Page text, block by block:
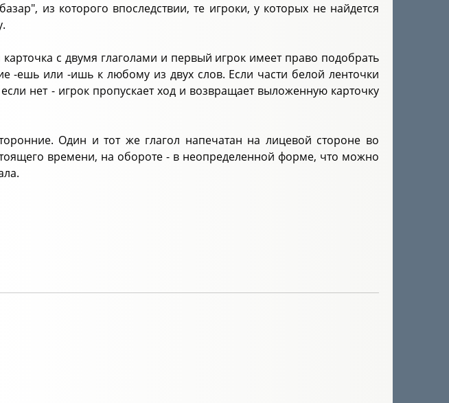
из которого впоследствии, те игроки, у которых не найдется
с двумя глаголами и первый игрок имеет право подобрать
-ешь или -ишь к любому из двух слов. Если части белой ленточки
нет - игрок пропускает ход и возвращает выложенную карточку
Один и тот же глагол напечатан на лицевой стороне во
времени, на обороте - в неопределенной форме, что можно